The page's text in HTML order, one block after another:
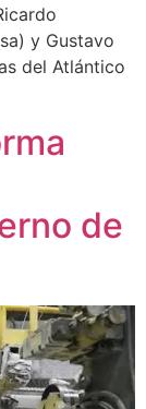
y Gustavo
del Atlántico
de